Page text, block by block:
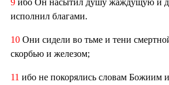
исполнил благами.
10 Они сидели во тьме и тени
скорбью и железом;
11 ибо не покорялись словам Божиим